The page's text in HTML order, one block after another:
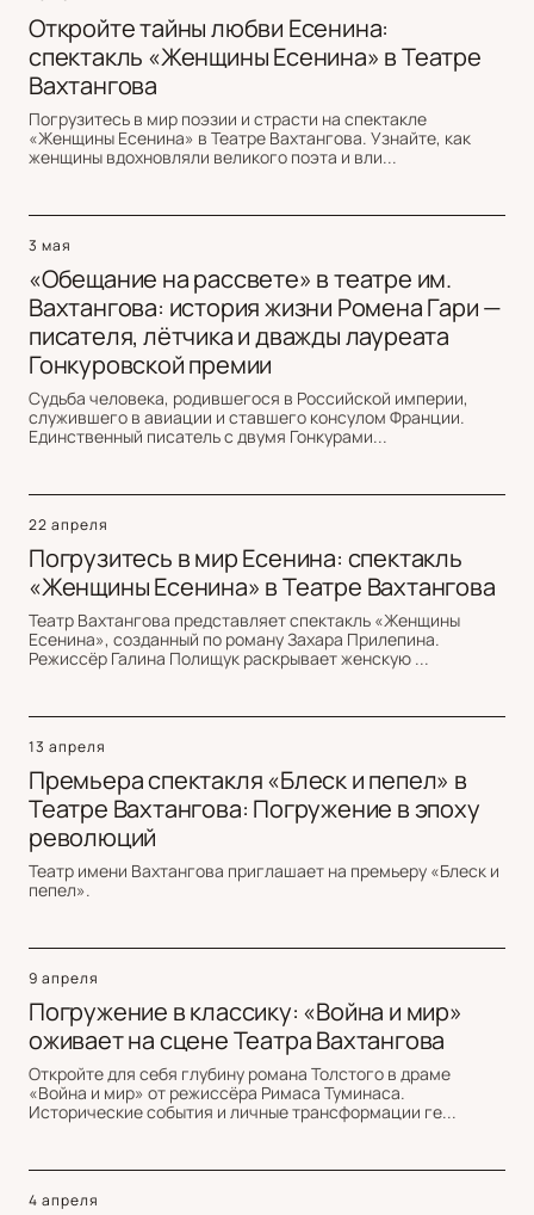
Откройте тайны любви Есенина:
спектакль «Женщины Есенина» в Театре
Вахтангова
Погрузитесь в мир поэзии и страсти на спектакле
«Женщины Есенина» в Театре Вахтангова. Узнайте, как
женщины вдохновляли великого поэта и вли...
3 мая
«Обещание на рассвете» в театре им.
Вахтангова: история жизни Ромена Гари —
писателя, лётчика и дважды лауреата
Гонкуровской премии
Судьба человека, родившегося в Российской империи,
служившего в авиации и ставшего консулом Франции.
Единственный писатель с двумя Гонкурами...
22 апреля
Погрузитесь в мир Есенина: спектакль
«Женщины Есенина» в Театре Вахтангова
Театр Вахтангова представляет спектакль «Женщины
Есенина», созданный по роману Захара Прилепина.
Режиссёр Галина Полищук раскрывает женскую ...
13 апреля
Премьера спектакля «Блеск и пепел» в
Театре Вахтангова: Погружение в эпоху
революций
Театр имени Вахтангова приглашает на премьеру «Блеск и
пепел».
9 апреля
Погружение в классику: «Война и мир»
оживает на сцене Театра Вахтангова
Откройте для себя глубину романа Толстого в драме
«Война и мир» от режиссёра Римаса Туминаса.
Исторические события и личные трансформации ге...
4 апреля